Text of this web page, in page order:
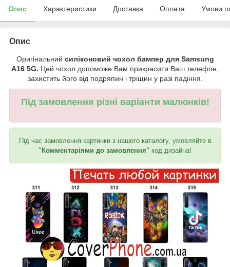
Опис Характеристики Доставка Оплата Умови
Опис
Оригінальний силіконовий чохол бампер для Samsung
A16 5G. Цей чохол допоможе Вам прикрасити Ваш телефон,
захистить його від подряпин і тріщин у разі падіння.
Під замовлення різні варіанти малюнків!
Під час замовлення картинки з нашого каталогу, умовляйте в
"Комментаріями до замовлення" код дизайна!